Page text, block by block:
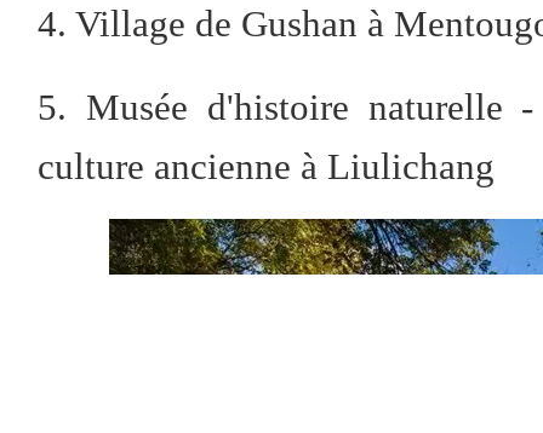
4. Village de Gushan à
5. Musée d'histoire naturelle
culture ancienne à Liulichang